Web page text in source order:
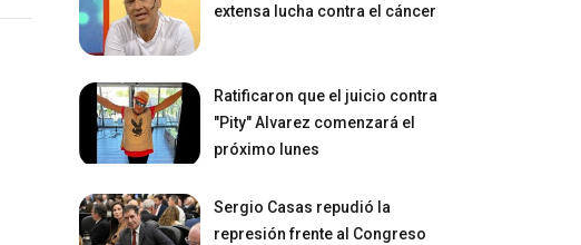
extensa lucha contra el cáncer
Ratificaron que el juicio contra
"Pity" Alvarez comenzará el
próximo lunes
Sergio Casas repudió la
represión frente al Congreso